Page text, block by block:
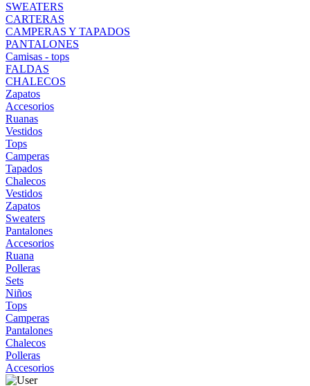
SWEATERS
CARTERAS
CAMPERAS Y TAPADOS
PANTALONES
Camisas - tops
FALDAS
CHALECOS
Zapatos
Accesorios
Ruanas
Vestidos
Tops
Camperas
Tapados
Chalecos
Vestidos
Zapatos
Sweaters
Pantalones
Accesorios
Ruana
Polleras
Sets
Niños
Tops
Camperas
Pantalones
Chalecos
Polleras
Accesorios